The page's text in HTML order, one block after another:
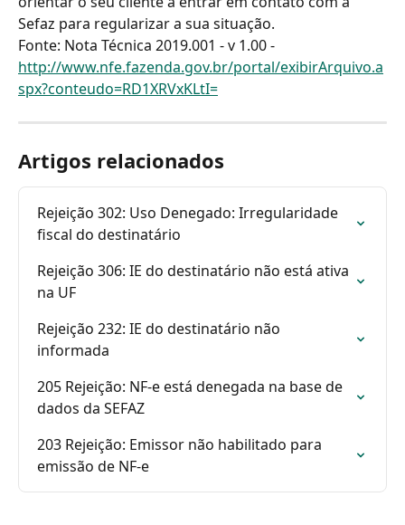
Sefaz para regularizar a sua situação.
Fonte: Nota Técnica 2019.001 - v 1.00 -
http://www.nfe.fazenda.gov.br/portal/exibirArquivo.a
spx?conteudo=RD1XRVxKLtI=
Artigos relacionados
Rejeição 302: Uso Denegado: Irregularidade
fiscal do destinatário
Rejeição 306: IE do destinatário não está ativa
na UF
Rejeição 232: IE do destinatário não
informada
205 Rejeição: NF-e está denegada na base de
dados da SEFAZ
203 Rejeição: Emissor não habilitado para
emissão de NF-e